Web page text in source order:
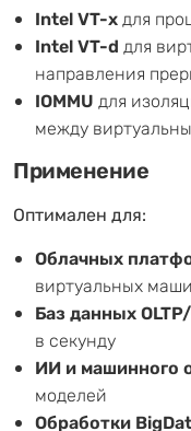
Intel VT-xдля
Intel VT-d для
направления
IOMMU для
между
Применение
Оптимален для:
Облачных
виртуальных
Баз данных
в секунду
ИИ и машинного
моделей
Обработки